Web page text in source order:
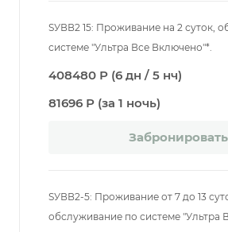
SУВВ2 15: Проживание на 2 суток,
системе "Ультра Все Включено"*.
408480 Р (6 дн / 5 нч)
81696 Р (за 1 ночь)
Забронировать
SУВВ2-5: Проживание от 7 до 13
обслуживание по системе "Ультра